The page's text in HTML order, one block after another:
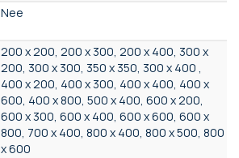
Nee
200 x 200, 200 x 300, 200 x 400, 300 x
200, 300 x 300, 350 x 350, 300 x 400 ,
400 x 200, 400 x 300, 400 x 400, 400 x
600, 400 x 800, 500 x 400, 600 x 200,
600 x 300, 600 x 400, 600 x 600, 600 x
800, 700 x 400, 800 x 400, 800 x 500, 800
x 600